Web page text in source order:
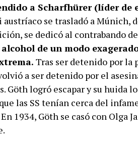
a Scharfhürer (líder de
se trasladó a Múnich,
se dedicó al contrabando
de un modo
Tras ser detenido por la
a ser detenido por el
Göth logró escapar y su huida
las SS tenían cerca del
1934, Göth se casó con Olga